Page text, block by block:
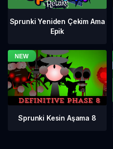
Sprunki Yeniden Çekim Ama
Epik
Sprunki Kesin Aşama 8